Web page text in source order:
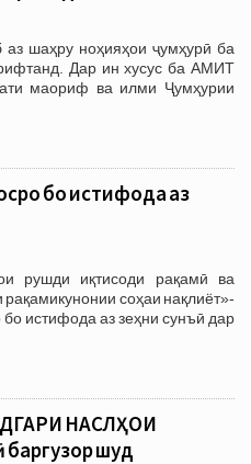
шаҳру ноҳияҳои ҷумҳурӣ ба
Дар ин хусус ба АМИТ
маориф ва илми Ҷумҳурии
бо истифода аз
рушди иқтисоди рақамӣ ва
соҳаи нақлиёт»-
истифода аз зеҳни сунъӣ дар
НАСЛҲОИ
шуд